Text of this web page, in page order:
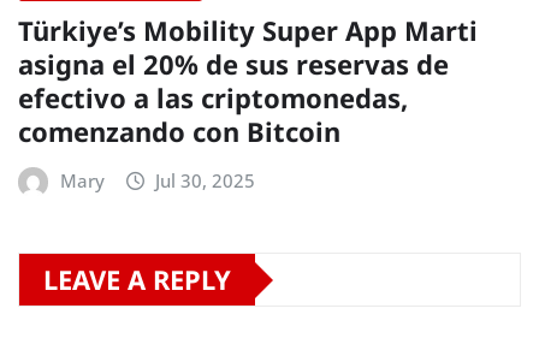
Türkiye’s Mobility Super App Marti
asigna el 20% de sus reservas de
efectivo a las criptomonedas,
comenzando con Bitcoin
Mary Jul 30, 2025
LEAVE A REPLY